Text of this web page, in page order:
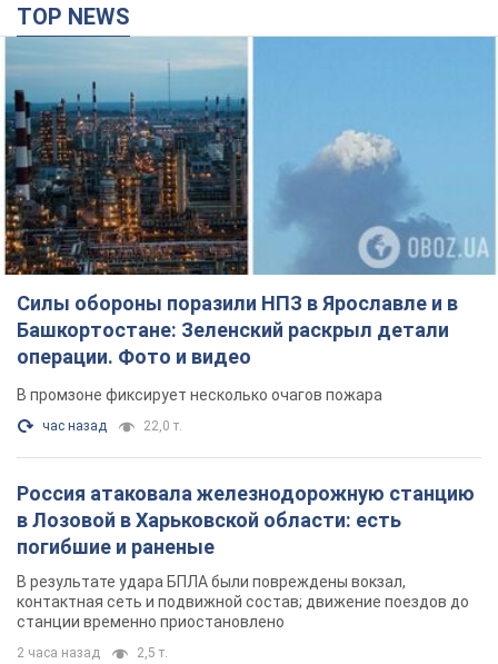
TOP NEWS
Силы обороны поразили НПЗ в Ярославле и в
Башкортостане: Зеленский раскрыл детали
операции. Фото и видео
В промзоне фиксирует несколько очагов пожара
час назад 22,0 т.
Россия атаковала железнодорожную станцию
в Лозовой в Харьковской области: есть
погибшие и раненые
В результате удара БПЛА были повреждены вокзал,
контактная сеть и подвижной состав; движение поездов до
станции временно приостановлено
2 часа назад 2,5 т.